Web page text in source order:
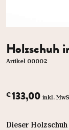
Holzschuh
Artikel 00002
€133,00 inkl.
Dieser